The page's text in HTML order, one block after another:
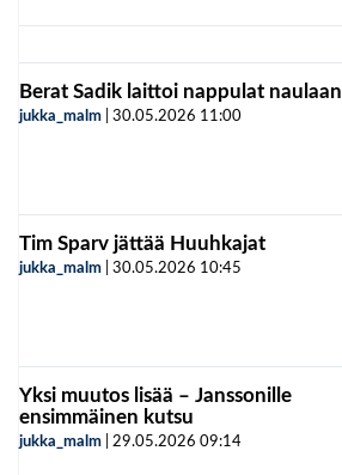
Berat Sadik laittoi nappulat naulaan
jukka_malm 30.05.2026 11:00
Tim Sparv jättää Huuhkajat
jukka_malm 30.05.2026 10:45
Yksi muutos lisää – Janssonille
ensimmäinen kutsu
jukka_malm 29.05.2026 09:14